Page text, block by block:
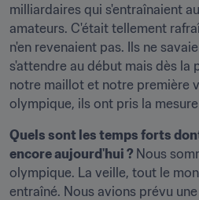
milliardaires qui s'entraînaient
amateurs. C'était tellement
n'en revenaient pas. Ils ne
s'attendre au début mais dès la
notre maillot et notre première
olympique, ils ont pris la
Quels sont les temps forts
encore aujourd'hui ? Nous
olympique. La veille, tout le
entraîné. Nous avions prévu